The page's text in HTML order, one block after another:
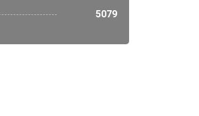
5079